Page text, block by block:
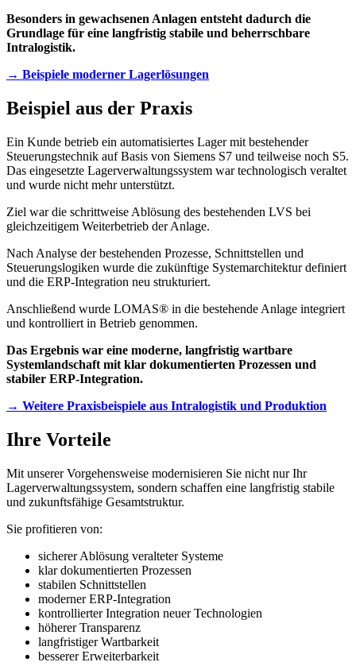
Besonders in gewachsenen Anlagen entsteht dadurch die
Grundlage für eine langfristig stabile und beherrschbare
Intralogistik.
→ Beispiele moderner Lagerlösungen
Beispiel aus der Praxis
Ein Kunde betrieb ein automatisiertes Lager mit bestehender
Steuerungstechnik auf Basis von Siemens S7 und teilweise noch S5.
Das eingesetzte Lagerverwaltungssystem war technologisch veraltet
und wurde nicht mehr unterstützt.
Ziel war die schrittweise Ablösung des bestehenden LVS bei
gleichzeitigem Weiterbetrieb der Anlage.
Nach Analyse der bestehenden Prozesse, Schnittstellen und
Steuerungslogiken wurde die zukünftige Systemarchitektur definiert
und die ERP-Integration neu strukturiert.
Anschließend wurde LOMAS® in die bestehende Anlage integriert
und kontrolliert in Betrieb genommen.
Das Ergebnis war eine moderne, langfristig wartbare
Systemlandschaft mit klar dokumentierten Prozessen und
stabiler ERP-Integration.
→ Weitere Praxisbeispiele aus Intralogistik und Produktion
Ihre Vorteile
Mit unserer Vorgehensweise modernisieren Sie nicht nur Ihr
Lagerverwaltungssystem, sondern schaffen eine langfristig stabile
und zukunftsfähige Gesamtstruktur.
Sie profitieren von:
sicherer Ablösung veralteter Systeme
klar dokumentierten Prozessen
stabilen Schnittstellen
moderner ERP-Integration
kontrollierter Integration neuer Technologien
höherer Transparenz
langfristiger Wartbarkeit
besserer Erweiterbarkeit